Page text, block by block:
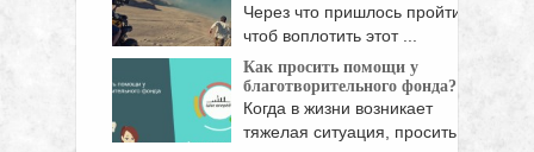
Через что пришлось пройти,
чтоб воплотить этот ...
Как просить помощи у
благотворительного фонда?
Когда в жизни возникает
тяжелая ситуация, просить